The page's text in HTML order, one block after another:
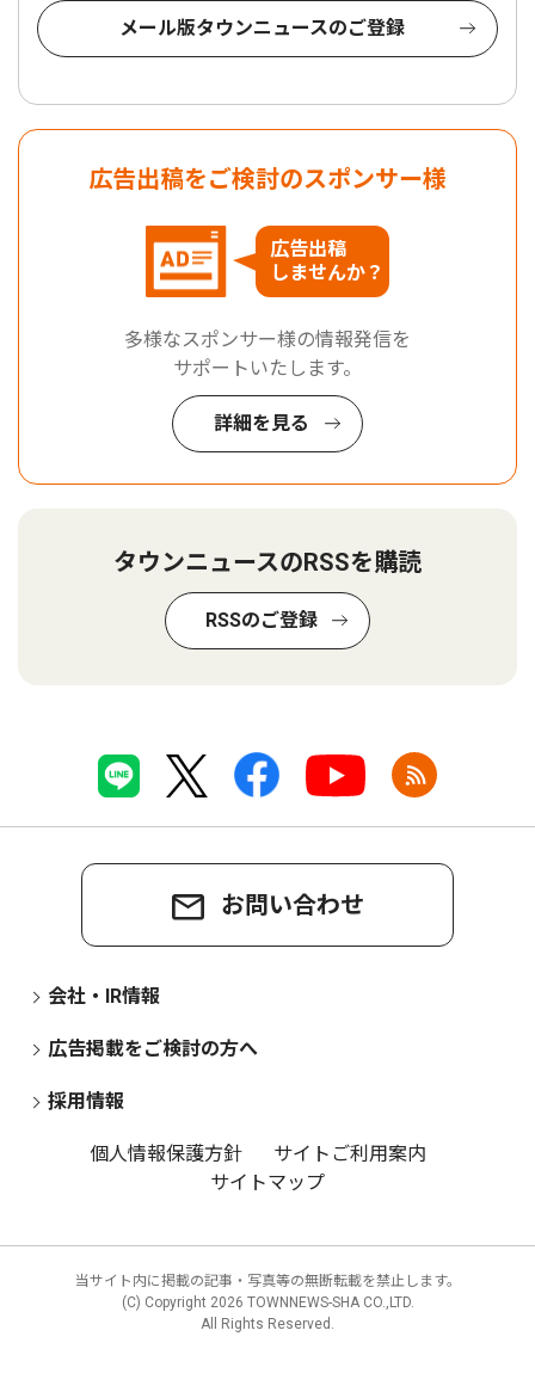
メール版タウンニュースのご登録
広告出稿をご検討のスポンサー様
広告出稿
しませんか？
多様なスポンサー様の情報発信を
サポートいたします。
詳細を見る
タウンニュースのRSSを購読
RSSのご登録
お問い合わせ
会社・IR情報
広告掲載をご検討の方へ
採用情報
個人情報保護方針
サイトご利用案内
サイトマップ
当サイト内に掲載の記事・写真等の無断転載を禁止します。
(C) Copyright 2026 TOWNNEWS-SHA CO.,LTD.
All Rights Reserved.